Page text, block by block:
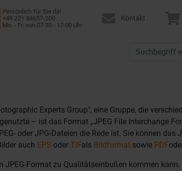
Persönlich für Sie da!
+49 221 84657-200
Mo. - Fr. von 07:30 - 17:00 Uhr
Kontakt
Experts Group", eine Gruppe, die
– ist das Format „JPEG File Interchange
oder JPG-Dateien die Rede ist. Sie können das
auch EPS oder TIFals Bildformat sowie PDF
Format zu Qualitätseinbußen kommen